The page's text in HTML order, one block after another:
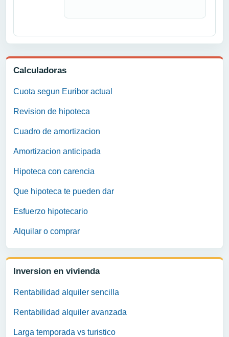
Calculadoras
Cuota segun Euribor actual
Revision de hipoteca
Cuadro de amortizacion
Amortizacion anticipada
Hipoteca con carencia
Que hipoteca te pueden dar
Esfuerzo hipotecario
Alquilar o comprar
Inversion en vivienda
Rentabilidad alquiler sencilla
Rentabilidad alquiler avanzada
Larga temporada vs turistico